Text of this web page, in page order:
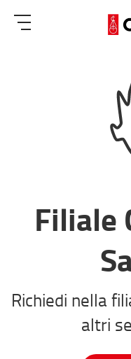
Filiale
Richiedi nella
altri